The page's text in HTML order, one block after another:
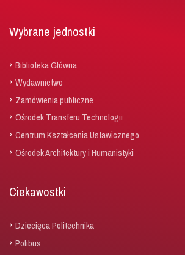
Wybrane jednostki
Biblioteka Główna
Wydawnictwo
Zamówienia publiczne
Ośrodek Transferu Technologii
Centrum Kształcenia Ustawicznego
Ośrodek Architektury i Humanistyki
Ciekawostki
Dziecięca Politechnika
Polibus